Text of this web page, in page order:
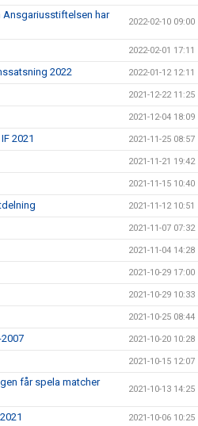
Ansgariusstiftelsen har
2022-02-10 09:00
2022-02-01 17:11
2022 2022-01-12 12:11
2021-12-22 11:25
2021-12-04 18:09
2021 2021-11-25 08:57
2021-11-21 19:42
2021-11-15 10:40
2021-11-12 10:51
2021-11-07 07:32
2021-11-04 14:28
2021-10-29 17:00
2021-10-29 10:33
2021-10-25 08:44
2021-10-20 10:28
2021-10-15 12:07
får spela matcher
2021-10-13 14:25
2021-10-06 10:25